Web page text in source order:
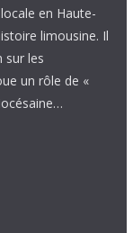
en Haute-
limousine. Il
sur les
un rôle de «